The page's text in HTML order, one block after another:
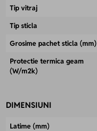
Tip vitraj
Tip sticla
Grosime pachet sticla (mm)
Protectie termica geam
(W/m2k)
DIMENSIUNI
Latime (mm)